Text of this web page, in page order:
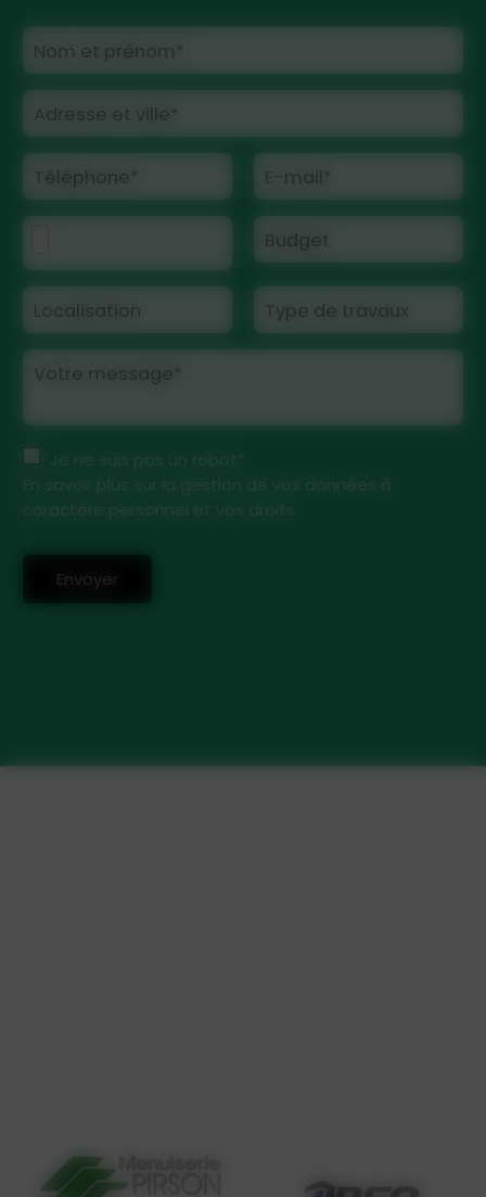
Nom et prénom*
Adresse et ville*
Téléphone* E-mail*
Budget
Localisation Type de travaux
Votre message*
Je ne suis pas un robot*
En savoir plus sur la gestion de vos données à
Envoyer